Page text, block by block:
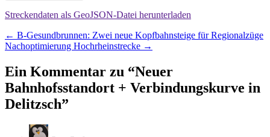
Streckendaten als GeoJSON-Datei herunterladen
Beitragsnavigation
← B-Gesundbrunnen: Zwei neue Kopfbahnsteige für Regionalzüge
Nachoptimierung Hochrheinstrecke →
Ein Kommentar zu “Neuer
Bahnhofsstandort + Verbindungskurve in
Delitzsch”